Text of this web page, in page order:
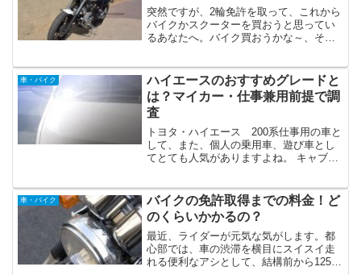
突然ですが、2輪免許を取って、これから
バイクかスクーターを買おうと思ってい
るあなたへ。バイク買おうかな～、それ
んか♪私は経験あります。特に、原付免許
を初めて取得して、最...
車・バイク
ハイエースのおすすめグレードと
は？マイカー・仕事兼用前提で調
査
トヨタ・ハイエース 200系仕事用の車と
して、また、個人の乗用車、遊び車とし
てとても人気がありますよね。 キャブオ
バー車ならではの広いスペースを有効活
用した使い勝手の...
車・バイク
バイクの免許取得までの料金！ど
のくらいかかるの？
最近、ライダーが元気な気がします。都
心部では、車の渋滞を横目にスイスイ走
れる便利なアシとして、結構前から125㏄